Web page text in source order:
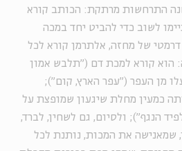
התרחשות מרתקת: הכותב קורא
לשוב כדי להביט יחד במכה
של מחזה, אלתרמן קורא לכל
הוא קורא למכת דם ("תלבש אמון
מן העפר ("עפר הארץ, קום");
כמעין מחלת שיגעון שמופצת על
הנגף"); ולסיום, גם לשחין, לברד,
שמאנישה את המכות, נותנת לכל